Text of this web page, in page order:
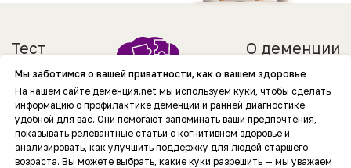
Мы заботимся о вашей приватности, как о вашем здоровье
На нашем сайте деменция.net мы используем куки, чтобы сделать
информацию о профилактике деменции и ранней диагностике
удобной для вас. Они помогают запоминать ваши предпочтения,
показывать релевантные статьи о когнитивном здоровье и
анализировать, как улучшить поддержку для людей старшего
возраста. Вы можете выбрать, какие куки разрешить — мы уважаем